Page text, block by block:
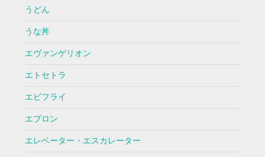
うどん
うな丼
エヴァンゲリオン
エトセトラ
エビフライ
エプロン
エレベーター・エスカレーター